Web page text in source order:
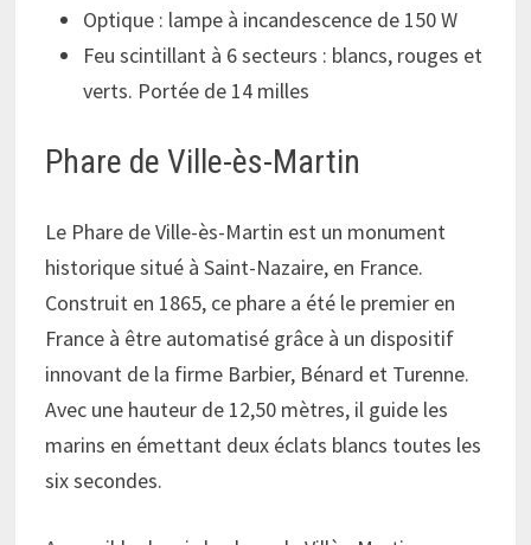
Optique : lampe à incandescence de 150 W
Feu scintillant à 6 secteurs : blancs, rouges et
verts. Portée de 14 milles
Phare de Ville-ès-Martin
Le Phare de Ville-ès-Martin est un monument
historique situé à Saint-Nazaire, en France.
Construit en 1865, ce phare a été le premier en
France à être automatisé grâce à un dispositif
innovant de la firme Barbier, Bénard et Turenne.
Avec une hauteur de 12,50 mètres, il guide les
marins en émettant deux éclats blancs toutes les
six secondes.